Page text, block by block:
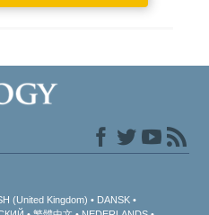
(United Kingdom)
DANSK